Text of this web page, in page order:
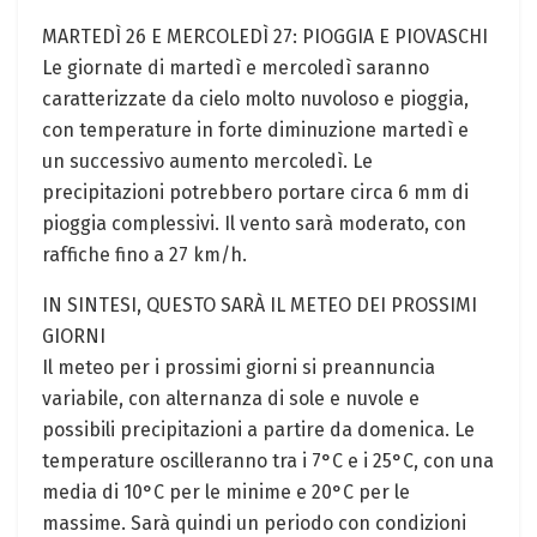
MARTEDÌ 26 E MERCOLEDÌ 27: PIOGGIA E PIOVASCHI
Le giornate di martedì e mercoledì saranno
caratterizzate da cielo molto nuvoloso e pioggia,
con temperature in forte diminuzione martedì e
un successivo aumento mercoledì. Le
precipitazioni potrebbero portare circa 6 mm di
pioggia complessivi. Il vento sarà moderato, con
raffiche fino a 27 km/h.
IN SINTESI, QUESTO SARÀ IL METEO DEI PROSSIMI
GIORNI
Il meteo per i prossimi giorni si preannuncia
variabile, con alternanza di sole e nuvole e
possibili precipitazioni a partire da domenica. Le
temperature oscilleranno tra i 7°C e i 25°C, con una
media di 10°C per le minime e 20°C per le
massime. Sarà quindi un periodo con condizioni